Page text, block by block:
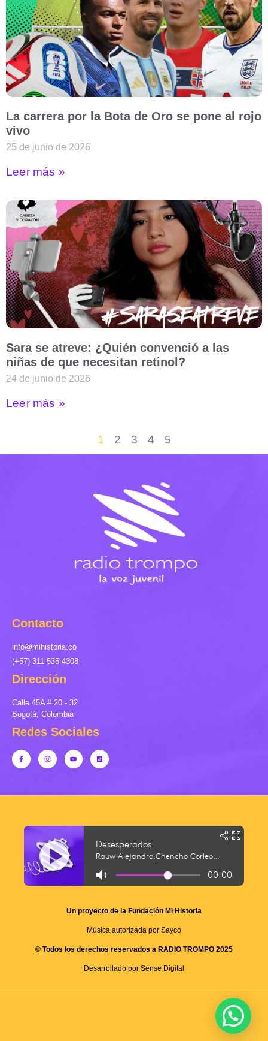
La carrera por la Bota de Oro se pone al rojo
vivo
25 de junio de 2026
Leer más »
Sara se atreve: ¿Quién convenció a las
niñas de que necesitan retinol?
24 de junio de 2026
Leer más »
1 2 3 4 5
Contacto
info@mihistoria.co
(+57) 311 535 4308
Dirección
Calle 45A # 20 - 32
Bogotá, Colombia
Redes Sociales
Un proyecto de la Fundación Mi Historia
Música autorizada por Sayco
© Todos los derechos reservados a RADIO TROMPO 2025
Desarrollado por Sense Digital